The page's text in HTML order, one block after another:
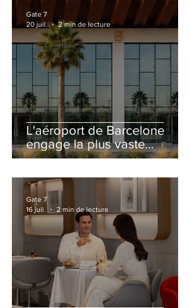
L'aéroport de Barcelone
engage la plus vaste
rénovation de son Terminal
Gate 7
20 juil.
2 min de lecture
Gate 7
16 juil.
2 min de lecture